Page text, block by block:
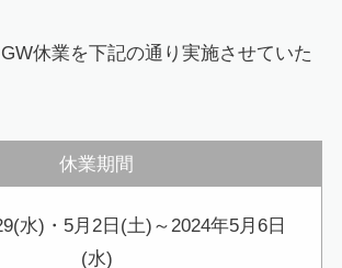
休業を下記の通り実施させていた
休業期間
水)・5月2日(土)～2024年5月6日
(水)